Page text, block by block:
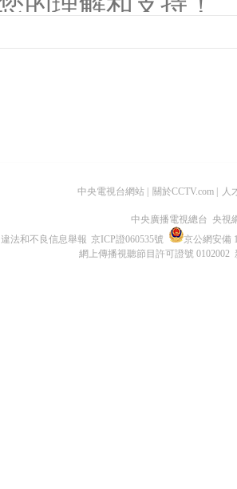
中央電視台網站 關於CCTV.com 人
中央廣播電視總台 央視
違法和不良信息舉報 京ICP證060535號
京公網安備
網上傳播視聽節目許可證號 0102002